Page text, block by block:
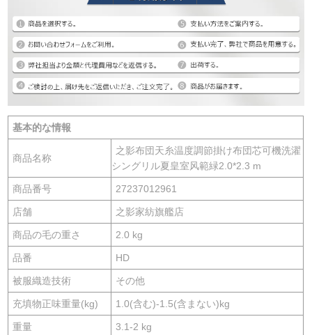
基本的な情報
商品名称
之影布団天糸温度調節掛け布団芯可機洗濯
シングリル夏皇室风範緑2.0*2.3 m
商品番号 27237012961
店舗 之影家紡旗艦店
商品の毛の重さ 2.0 kg
品番 HD
被服織造技術 その他
充填物正味重量(kg) 1.0(含む)-1.5(含まない)kg
重量 3.1-2 kg